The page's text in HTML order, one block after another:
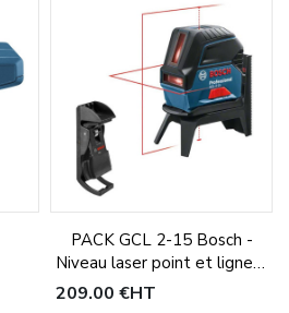
PACK GCL 2-15 Bosch -
Niveau laser point et ligne +
BM3
209,00 €HT